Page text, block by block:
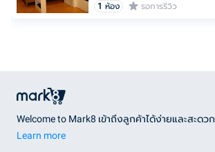
1 ห้อง รอการรีวิว
Welcome to Mark8 เข้าถึงลูกค้าได้ง่ายและสะด
Learn more